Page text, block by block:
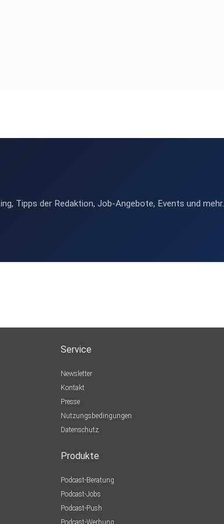
Tipps der Redaktion, Job-Angebote, Events und mehr.
Service
Newsletter
Kontakt
Presse
Nutzungsbedingungen
Datenschutz
Produkte
Podcast-Beratung
Podcast-Jobs
Podcast-Push
Podcast-Werbung